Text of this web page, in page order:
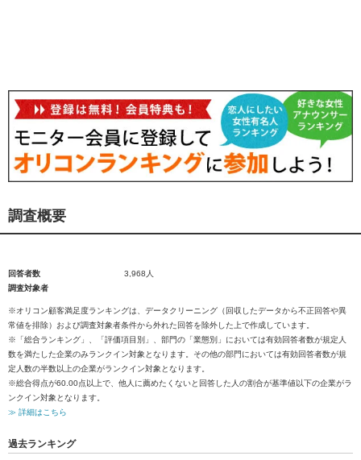
調査概要
回答者数
3,968人
調査対象者
※オリコン顧客満足度ランキングは、データクリーニング（回収したデータから不正回答や異
常値を排除）および調査対象者条件から外れた回答を除外した上で作成しています。
※「総合ランキング」、「評価項目別」、部門の「業態別」においては有効回答者数が規定人
数を満たした企業のみランクイン対象となります。その他の部門においては有効回答者数が規
定人数の半数以上の企業がランクイン対象となります。
※総合得点が60.00点以上で、他人に薦めたくないと回答した人の割合が基準値以下の企業がラ
ンクイン対象となります。
≫ 詳細はこちら
過去ランキング